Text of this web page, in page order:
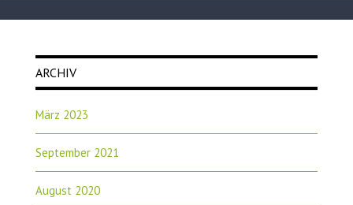
ARCHIV
März 2023
September 2021
August 2020